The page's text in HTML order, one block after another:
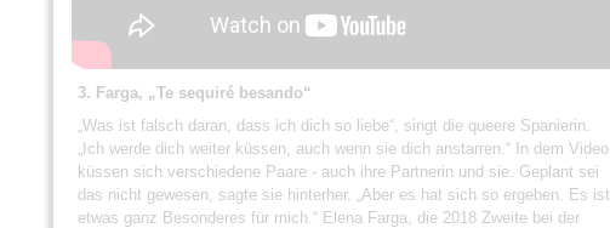
3. Farga, „Te sequiré besando“
„Was ist falsch daran, dass ich dich so liebe“, singt die queere Spanierin.
„Ich werde dich weiter küssen, auch wenn sie dich anstarren.“ In dem Video
küssen sich verschiedene Paare - auch ihre Partnerin und sie. Geplant sei
das nicht gewesen, sagte sie hinterher. „Aber es hat sich so ergeben. Es ist
etwas ganz Besonderes für mich.“ Elena Farga, die 2018 Zweite bei der